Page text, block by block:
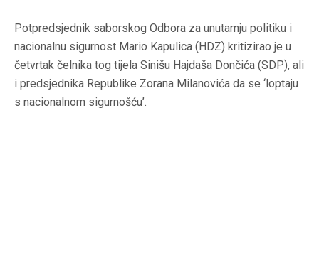
Potpredsjednik saborskog Odbora za unutarnju politiku i
nacionalnu sigurnost Mario Kapulica (HDZ) kritizirao je u
četvrtak čelnika tog tijela Sinišu Hajdaša Dončića (SDP), ali
i predsjednika Republike Zorana Milanovića da se ‘loptaju
s nacionalnom sigurnošću’.